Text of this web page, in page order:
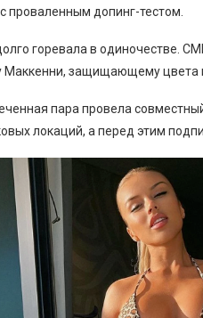
проваленным допинг-тестом.
горевала в одиночестве.
Маккенни, защищающему цвета
пара провела
локаций, а перед этим